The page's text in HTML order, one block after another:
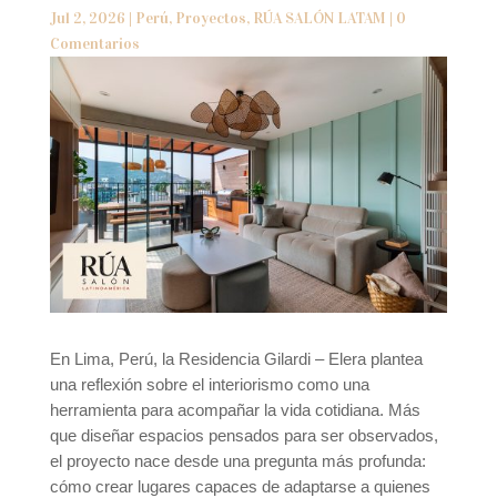
Jul 2, 2026 | Perú, Proyectos, RÚA SALÓN LATAM | 0
Comentarios
En Lima, Perú, la Residencia Gilardi – Elera plantea
una reflexión sobre el interiorismo como una
herramienta para acompañar la vida cotidiana. Más
que diseñar espacios pensados para ser observados,
el proyecto nace desde una pregunta más profunda:
cómo crear lugares capaces de adaptarse a quienes